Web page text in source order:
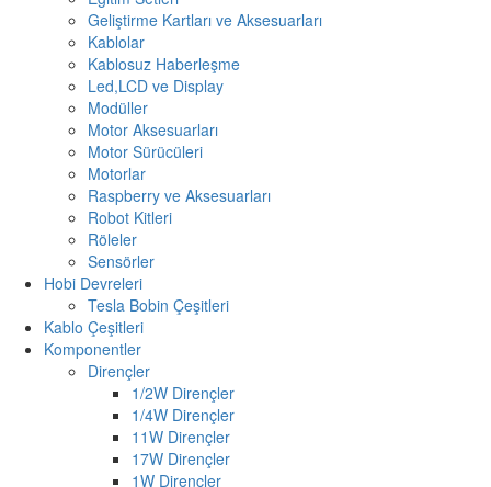
Geliştirme Kartları ve Aksesuarları
Kablolar
Kablosuz Haberleşme
Led,LCD ve Display
Modüller
Motor Aksesuarları
Motor Sürücüleri
Motorlar
Raspberry ve Aksesuarları
Robot Kitleri
Röleler
Sensörler
Hobi Devreleri
Tesla Bobin Çeşitleri
Kablo Çeşitleri
Komponentler
Dirençler
1/2W Dirençler
1/4W Dirençler
11W Dirençler
17W Dirençler
1W Dirençler